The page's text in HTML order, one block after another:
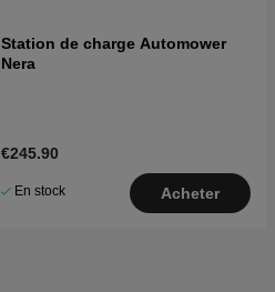
Station de charge Automower
Nera
€245.90
En stock Acheter